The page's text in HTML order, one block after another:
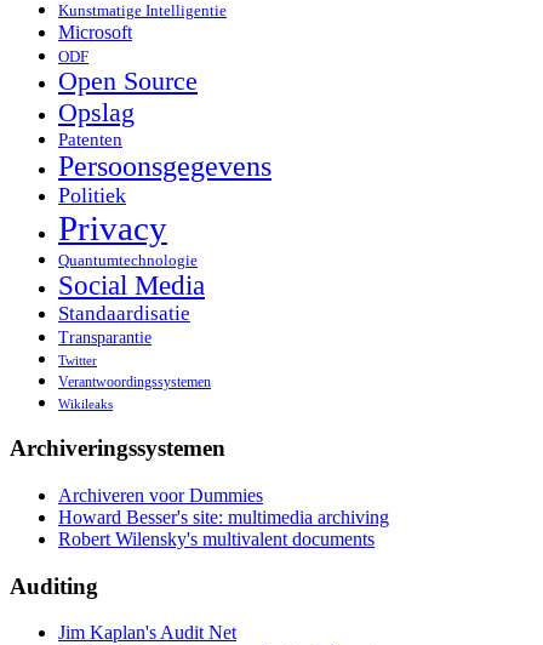
Kunstmatige Intelligentie
Microsoft
ODF
Open Source
Opslag
Patenten
Persoonsgegevens
Politiek
Privacy
Quantumtechnologie
Social Media
Standaardisatie
Transparantie
Twitter
Verantwoordingssystemen
Wikileaks
Archiveringssystemen
Archiveren voor Dummies
Howard Besser's site: multimedia archiving
Robert Wilensky's multivalent documents
Auditing
Jim Kaplan's Audit Net